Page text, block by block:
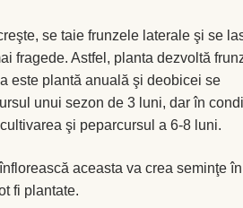
se taie frunzele laterale şi se
fragede. Astfel, planta dezvoltă
este plantă anuală şi deobicei se
unui sezon de 3 luni, dar în
şi peparcursul a 6-8 luni.
aceasta va crea seminţe în
fi plantate.